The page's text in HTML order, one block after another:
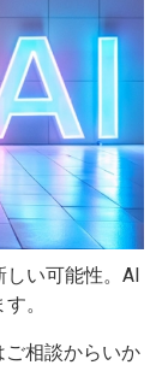
い可能性。AI
。
相談からいか